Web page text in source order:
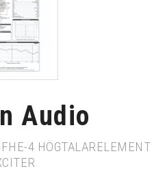
Audio
4 HÖGTALARELEMENT